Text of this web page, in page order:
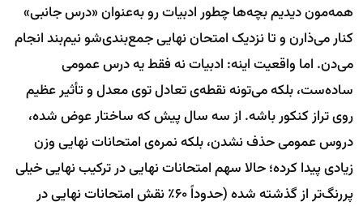
همه‌مون دیدیم بچه‌ها چطور ادبیات رو به‌عنوان «درس جانبی»
کنار می‌ذارن و تا نزدیک امتحان نهایی جمع‌بندی‌شو نیم‌بند انجام
می‌دن. اما واقعیت اینه: ادبیات نه فقط یه درس عمومی
ساده‌ست، بلکه می‌تونه نقطه‌ی تعادل توی معدل و تأثیر عظیم
روی تراز کنکور باشه. از سه سال پیش که ساختار عوض شده،
دروس عمومی حذف نشدن، بلکه نمره‌ی امتحانات نهایی وزن
زیادی پیدا کرده؛ حالا سهم امتحانات نهایی در ترکیب نهایی خیلی
پررنگ‌تر از گذشته شده (حدوداً ۶۰٪ نقش امتحانات نهایی در